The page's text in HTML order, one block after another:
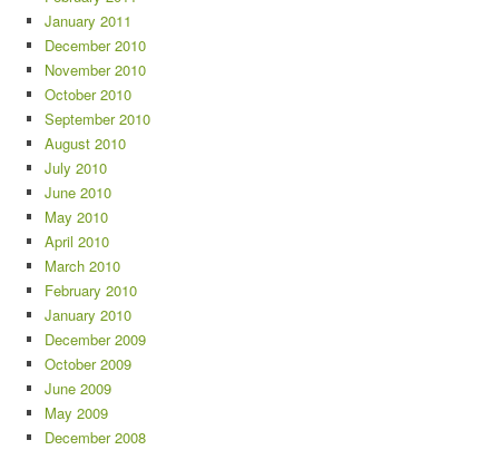
January 2011
December 2010
November 2010
October 2010
September 2010
August 2010
July 2010
June 2010
May 2010
April 2010
March 2010
February 2010
January 2010
December 2009
October 2009
June 2009
May 2009
December 2008